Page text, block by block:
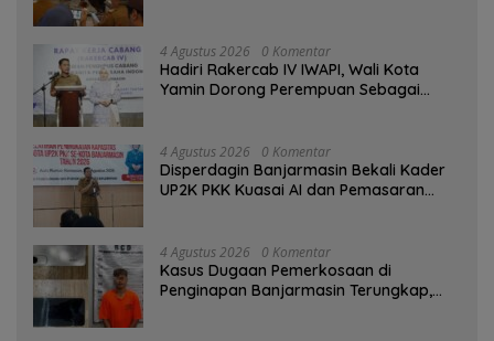
4 Agustus 2026 0 Komentar
Hadiri Rakercab IV IWAPI, Wali Kota
Yamin Dorong Perempuan Sebagai
4 Agustus 2026 0 Komentar
Disperdagin Banjarmasin Bekali Kader
UP2K PKK Kuasai AI dan Pemasaran
4 Agustus 2026 0 Komentar
Kasus Dugaan Pemerkosaan di
Penginapan Banjarmasin Terungkap,